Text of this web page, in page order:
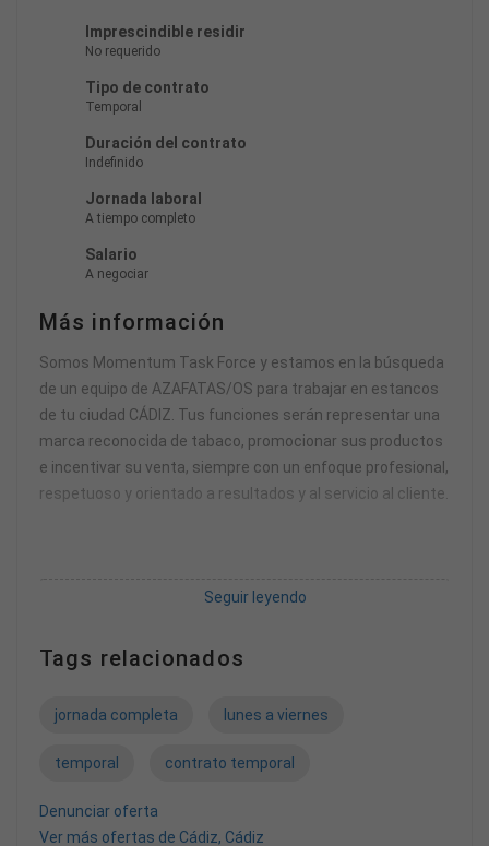
Imprescindible residir
No requerido
Tipo de contrato
Temporal
Duración del contrato
Indefinido
Jornada laboral
A tiempo completo
Salario
A negociar
Más información
Somos Momentum Task Force y estamos en la búsqueda
de un equipo de AZAFATAS/OS para trabajar en estancos
de tu ciudad CÁDIZ. Tus funciones serán representar una
marca reconocida de tabaco, promocionar sus productos
e incentivar su venta, siempre con un enfoque profesional,
respetuoso y orientado a resultados y al servicio al cliente.
trabajar, habilidades comunicativas, comerciales y
parte de un gran equipo a nivel nacional: ¡QUEREMOS
CONOCERTE!
Seguir leyendo
Tags relacionados
jornada completa lunes a viernes
temporal contrato temporal
Denunciar oferta
Ver más ofertas de Cádiz, Cádiz